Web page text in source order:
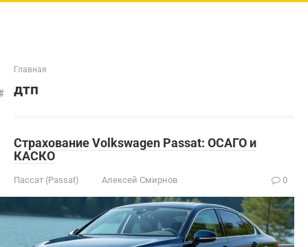
Главная
дтп
Страхование Volkswagen Passat: ОСАГО и
КАСКО
Пассат (Passat) Алексей Смирнов 0